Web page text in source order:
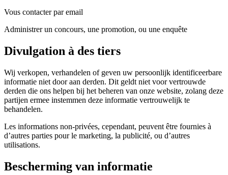
Vous contacter par email
Administrer un concours, une promotion, ou une enquête
Divulgation à des tiers
Wij verkopen, verhandelen of geven uw persoonlijk identificeerbare
informatie niet door aan derden. Dit geldt niet voor vertrouwde
derden die ons helpen bij het beheren van onze website, zolang deze
partijen ermee instemmen deze informatie vertrouwelijk te
behandelen.
Les informations non-privées, cependant, peuvent être fournies à
d’autres parties pour le marketing, la publicité, ou d’autres
utilisations.
Bescherming van informatie